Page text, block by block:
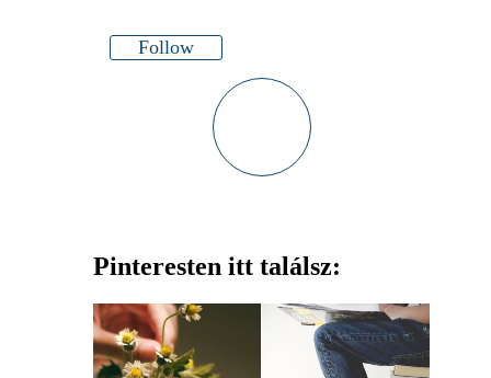
Follow
Pinteresten itt találsz: